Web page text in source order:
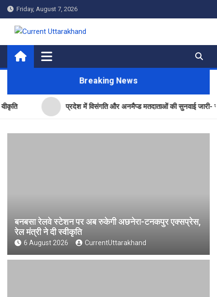
Skip
to
content
Friday, August 7, 2026
Current Uttarakhand
Breaking News
प्रदेश में विसंगति और अनमैप्ड मतदाताओं की सुनवाई जारी- सीईओ
बनबसा रेलवे स्टेशन पर अब रुकेगी अछनेरा-टनकपुर एक्सप्रेस,
रेल मंत्री ने दी स्वीकृति
6 August 2026 CurrentUttarakhand